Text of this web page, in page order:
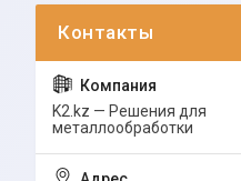
K2.kz — Решения для
металлообработки